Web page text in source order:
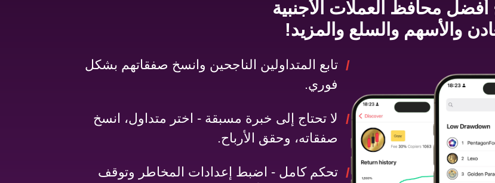
أفضل محافظ العملات الأجنبية
و الأسهم و السلع والمزيد!
تابع المتداولين الناجحين وانسخ صفقاتهم بشكل
فوري.
لا تحتاج إلى خبرة مسبقة - اختر متداول، انسخ
صفقاته، وحقق الأرباح.
تحكم كامل - اضبط إعدادات المخاطر وتوقف